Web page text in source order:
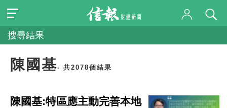
搜尋結果
陳國基- 共2078個結果
陳國基:特區應主動完善本地